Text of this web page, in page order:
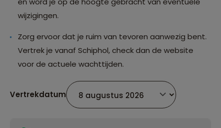
wijzigingen.
Zorg ervoor dat je ruim van tevoren aanwezig bent.
Vertrek je vanaf Schiphol, check dan de website
voor de actuele wachttijden.
Vertrekdatum